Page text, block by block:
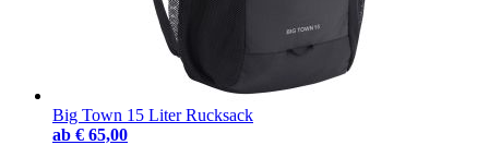
Big Town 15 Liter Rucksack
ab € 65,00